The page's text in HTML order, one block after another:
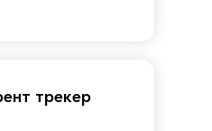
трекер